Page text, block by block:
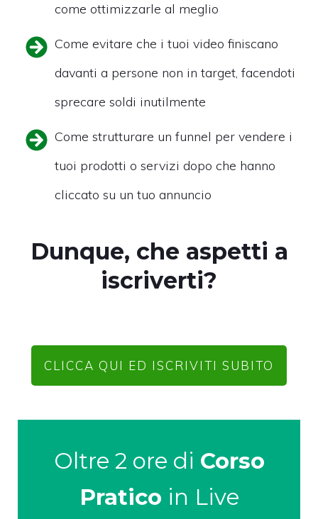
come ottimizzarle al meglio
Come evitare che i tuoi video finiscano
davanti a persone non in target, facendoti
sprecare soldi inutilmente
Come strutturare un funnel per vendere i
tuoi prodotti o servizi dopo che hanno
cliccato su un tuo annuncio
Dunque, che aspetti a
iscriverti?
CLICCA QUI ED ISCRIVITI SUBITO
Oltre 2 ore di Corso
Pratico in Live